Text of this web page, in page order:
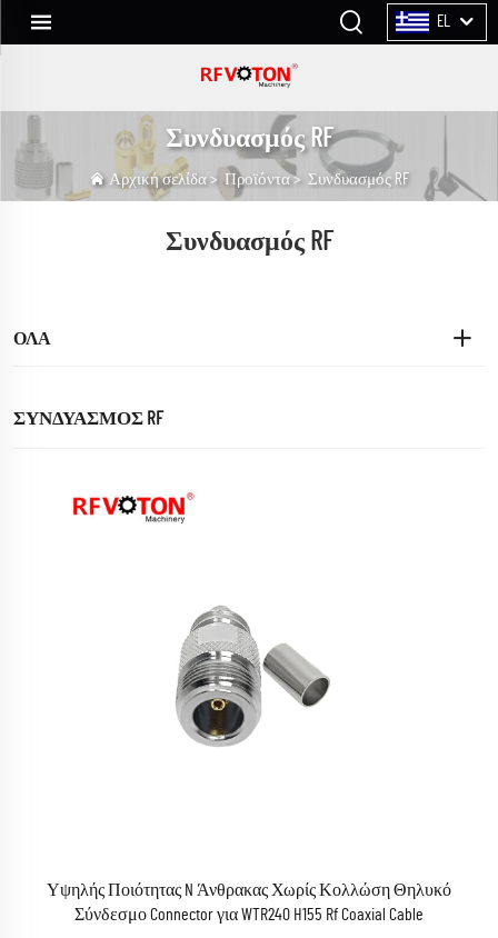
EL
Συνδυασμός RF
Αρχική σελίδα>Προϊόντα> Συνδυασμός RF
Συνδυασμός RF
ΌΛΑ
ΣΥΝΔΥΑΣΜΌΣ RF
Υψηλής Ποιότητας N Άνθρακας Χωρίς Κολλώση Θηλυκό
Σύνδεσμο Connector για WTR240 H155 Rf Coaxial Cable